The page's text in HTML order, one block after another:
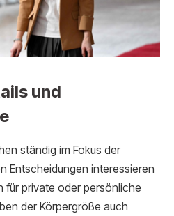
und
ständig im Fokus der
Entscheidungen interessieren
für private oder persönliche
der Körpergröße auch